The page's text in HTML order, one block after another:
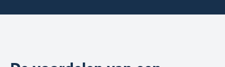
dat ze voor een strakke afwerking zorgen,